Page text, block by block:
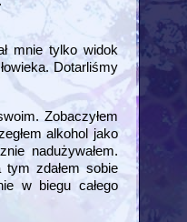
mnie tylko widok
Dotarliśmy
Zobaczyłem
alkohol jako
nadużywałem.
zdałem sobie
w biegu całego